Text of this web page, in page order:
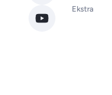
Ekstra